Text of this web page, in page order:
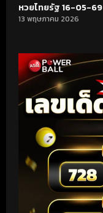
หวยไทยรัฐ 16-05-69
13 พฤษภาคม 2026